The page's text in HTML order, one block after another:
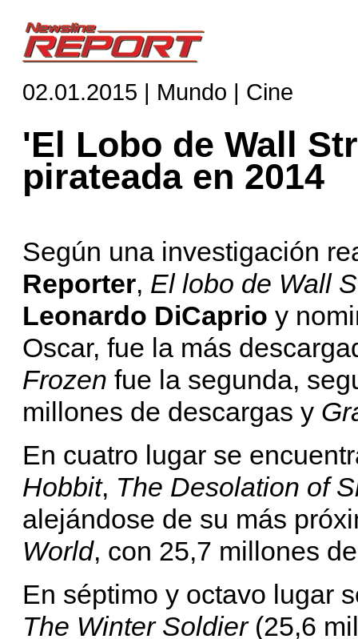
02.01.2015 | Mundo | Cine
'El Lobo de Wall
pirateada en 2014
Según una investigación
Reporter, El lobo de Wall
Leonardo DiCaprio y
Oscar, fue la más
Frozen fue la segunda,
millones de descargas y
En cuatro lugar se
Hobbit, The Desolation of
alejándose de su más
World, con 25,7 millones
En séptimo y octavo lugar
The Winter Soldier(25,6